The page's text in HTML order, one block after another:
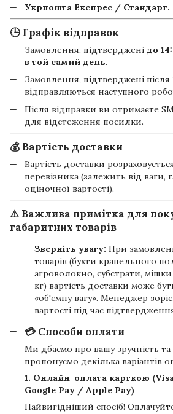
Укрпошта Експрес / Стандарт.
🕒 Графік відправок
Замовлення, підтверджені до
в той самий день.
Замовлення, підтверджені після
відправляються наступного
Після відправки ви отримаєте
для відстеження посилки.
💰 Вартість доставки
Вартість доставки
перевізника (залежить від ваги,
оціночної вартості).
⚠️ Важлива примітка для
габаритних товарів
Зверніть увагу: При
товарів (бухти крапельного
агроволокно, субстрати,
кг) вартість доставки може
«об'ємну вагу». Менеджер
вартості під час
💳 Способи оплати
Ми дбаємо про вашу зручність та
пропонуємо декілька варіантів
1. Онлайн-оплата карткою
Google Pay / Apple Pay)
Найвигідніший спосіб!